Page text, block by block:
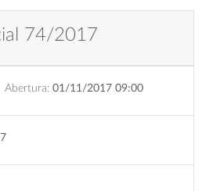
74/2017
Abertura: 01/11/2017 09:00